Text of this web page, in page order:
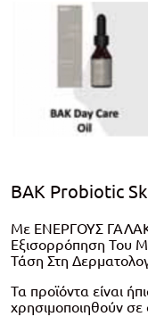
BAK Probiotic
Mε ΕΝΕΡΓΟΥΣ
Εξισορρόπηση Του
Τάση Στη
Τα προϊόντα είναι
χρησιμοποιηθούν σε